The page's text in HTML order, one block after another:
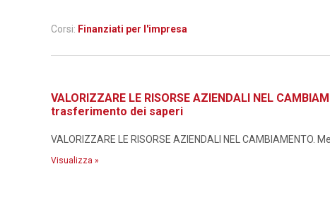
Corsi: Finanziati per l'impresa
VALORIZZARE LE RISORSE AZIENDALI NEL
trasferimento dei saperi
VALORIZZARE LE RISORSE AZIENDALI NEL
Visualizza »